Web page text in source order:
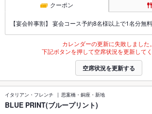
クーポン
【宴会幹事割】 宴会コース予約8名様以上で1名分無
カレンダーの更新に失敗しました。
下記ボタンを押して空席状況を更新してく
空席状況を更新する
イタリアン・フレンチ 思案橋・銅座・新地
BLUE PRINT(ブループリント)